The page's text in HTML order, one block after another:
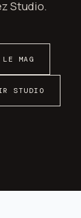
Studio.
MAG
STUDIO